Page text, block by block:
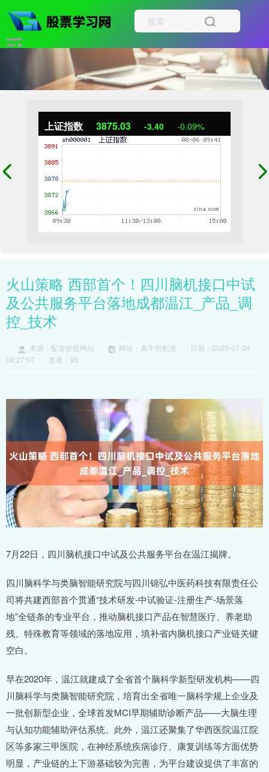
上证指数 3875.03 -3.40 -0.09%
火山策略 西部首个！四川脑机接口中试
及公共服务平台落地成都温江_产品_调
控_技术
来源：配资炒股网站 网站：真牛所配资
日期：2025-07-24
08:27:07
查看：95
7月22日，四川脑机接口中试及公共服务平台在温江揭牌。
四川脑科学与类脑智能研究院与四川锦弘中医药科技有限责任公
司将共建西部首个贯通“技术研发-中试验证-注册生产-场景落
地”全链条的专业平台，推动脑机接口产品在智慧医疗、养老助
残、特殊教育等领域的落地应用，填补省内脑机接口产业链关键
空白。
早在2020年，温江就建成了全省首个脑科学新型研发机构——四
川脑科学与类脑智能研究院，培育出全省唯一脑科学规上企业及
一批创新型企业，全球首发MCI早期辅助诊断产品——大脑生理
与认知功能辅助评估系统。此外，温江还聚集了华西医院温江院
区等多家三甲医院，在神经系统疾病诊疗、康复训练等方面优势
明显，产业链的上下游基础较为完善，为平台建设提供了丰富的